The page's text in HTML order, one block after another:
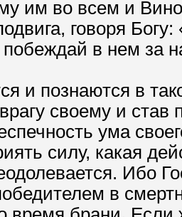
им во всем и
говоря
в нем за
и познаются в
своему и став
ума
силу, какая
Ибо
в